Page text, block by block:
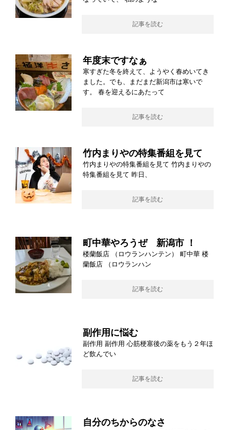
記事を読む
年度末ですなぁ
寒すぎた冬を終えて、ようやく春めいてき
ました。でも、まだまだ新潟市は寒いで
す。 春を迎えるにあたって
記事を読む
竹内まりやの特集番組を見て
竹内まりやの特集番組を見て 竹内まりやの
特集番組を見て 昨日、
記事を読む
町中華やろうぜ 新潟市 ！
楼蘭飯店 （ロウランハンテン） 町中華 楼
蘭飯店 （ロウランハン
記事を読む
副作用に悩む
副作用 副作用 心筋梗塞後の薬をもう２年ほ
ど飲んでい
記事を読む
自分のちからのなさ